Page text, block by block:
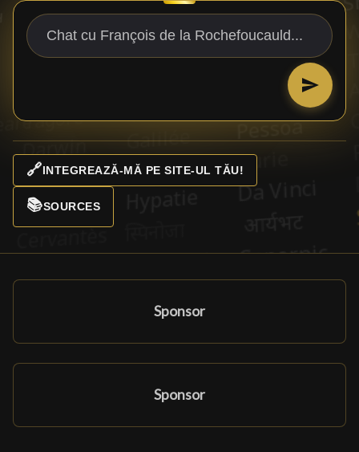
🔗INTEGREAZĂ-MĂ PE SITE-UL TĂU!
📚SOURCES
Sponsor
Sponsor